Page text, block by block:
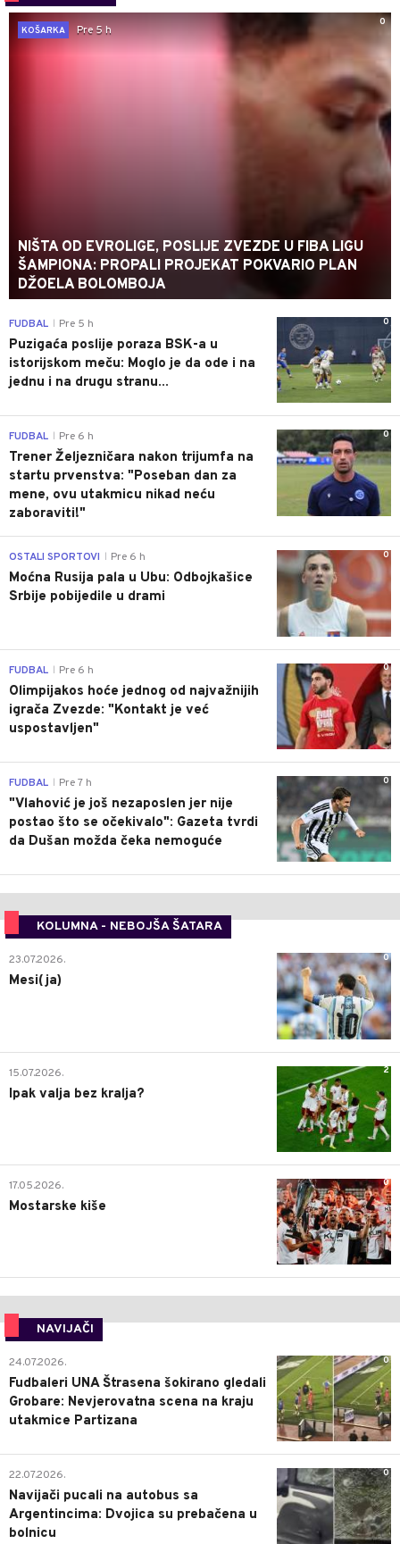
0
KOŠARKA
Pre 5 h
NIŠTA OD EVROLIGE, POSLIJE ZVEZDE U FIBA LIGU
ŠAMPIONA: PROPALI PROJEKAT POKVARIO PLAN
DŽOELA BOLOMBOJA
0
FUDBAL Pre 5 h
Puzigaća poslije poraza BSK-a u
istorijskom meču: Moglo je da ode i na
jednu i na drugu stranu...
0
FUDBAL Pre 6 h
Trener Željezničara nakon trijumfa na
startu prvenstva: "Poseban dan za
mene, ovu utakmicu nikad neću
zaboraviti!"
0
OSTALI SPORTOVI Pre 6 h
Moćna Rusija pala u Ubu: Odbojkašice
Srbije pobijedile u drami
0
FUDBAL Pre 6 h
Olimpijakos hoće jednog od najvažnijih
igrača Zvezde: "Kontakt je već
uspostavljen"
0
FUDBAL Pre 7 h
"Vlahović je još nezaposlen jer nije
postao što se očekivalo": Gazeta tvrdi
da Dušan možda čeka nemoguće
KOLUMNA - NEBOJŠA ŠATARA
0
23.07.2026.
Mesi(ja)
2
15.07.2026.
Ipak valja bez kralja?
0
17.05.2026.
Mostarske kiše
NAVIJAČI
0
24.07.2026.
Fudbaleri UNA Štrasena šokirano gledali
Grobare: Nevjerovatna scena na kraju
utakmice Partizana
0
22.07.2026.
Navijači pucali na autobus sa
Argentincima: Dvojica su prebačena u
bolnicu